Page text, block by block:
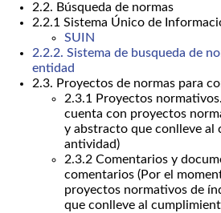
2.2. Búsqueda de normas
2.2.1 Sistema Único de
SUIN
2.2.2. Sistema de busqueda de
entidad
2.3. Proyectos de normas para
2.3.1 Proyectos
cuenta con proyectos
y abstracto que conlleve al
antividad)
2.3.2 Comentarios y
comentarios (Por el
proyectos normativos de
que conlleve al